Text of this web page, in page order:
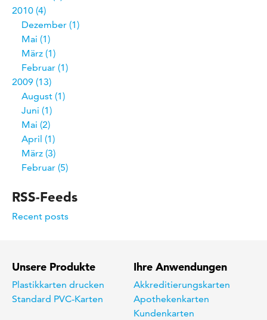
2010 4
Dezember 1
Mai 1
März 1
Februar 1
2009 13
August 1
Juni 1
Mai 2
April
1
März 3
Februar 5
RSS-Feeds
Recent posts
Unsere Produkte
Plastikkarten drucken
Standard PVC-Karten
Ihre Anwendungen
Akkreditierungskarten
Apothekenkarten
Kundenkarten